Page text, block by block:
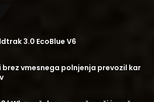
3.0 EcoBlue V6
brez vmesnega polnjenja prevozil kar